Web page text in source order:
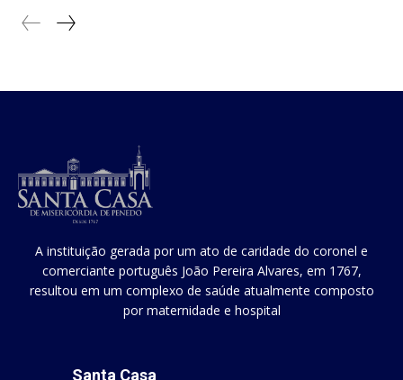
A instituição gerada por um ato de caridade do coronel e
comerciante português João Pereira Alvares, em 1767,
resultou em um complexo de saúde atualmente composto
por maternidade e hospital
Santa Casa